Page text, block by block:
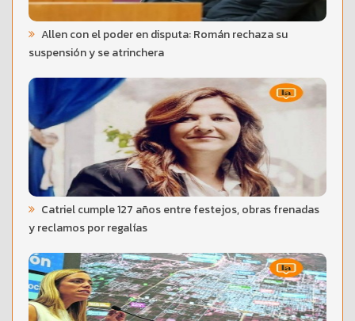
Allen con el poder en disputa: Román rechaza su
suspensión y se atrinchera
Catriel cumple 127 años entre festejos, obras frenadas
y reclamos por regalías